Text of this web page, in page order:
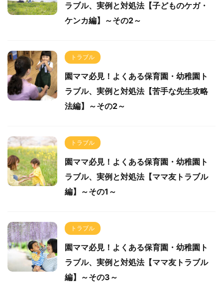
ラブル、実例と対処法【子どものケガ・
ケンカ編】～その2～
トラブル
園ママ必見！よくある保育園・幼稚園ト
ラブル、実例と対処法【苦手な先生攻略
法編】～その2～
トラブル
園ママ必見！よくある保育園・幼稚園ト
ラブル、実例と対処法【ママ友トラブル
編】～その1～
トラブル
園ママ必見！よくある保育園・幼稚園ト
ラブル、実例と対処法【ママ友トラブル
編】～その3～